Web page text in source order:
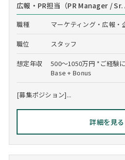
広報・PR担当（PR Manager / Sr.
職種 マーケティング・広報・
職位 スタッフ
想定年収
500～1050万円 *ご経験
Base + Bonus
[募集ポジション]...
詳細を見る